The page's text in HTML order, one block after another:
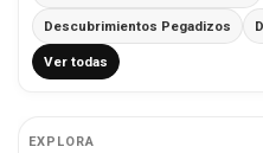
Descubrimientos Pegadizos
Ver todas
EXPLORA